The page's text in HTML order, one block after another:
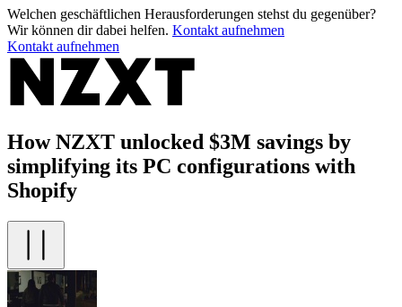
Welchen geschäftlichen Herausforderungen stehst du gegenüber?
Wir können dir dabei helfen. Kontakt aufnehmen
Kontakt aufnehmen
How NZXT unlocked $3M savings by
simplifying its PC configurations with
Shopify